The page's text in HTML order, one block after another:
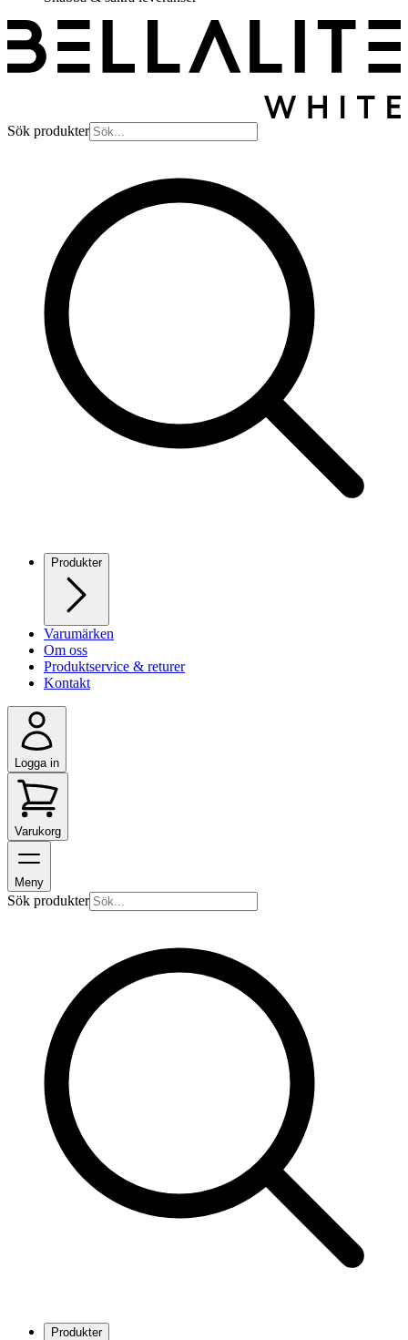
Sök produkter
Produkter
Varumärken
Om oss
Produktservice & returer
Kontakt
Logga in
Varukorg
Meny
Sök produkter
Produkter